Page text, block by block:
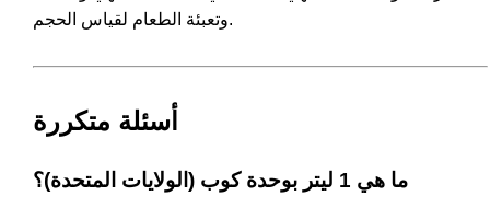
وتعبئة الطعام لقياس الحجم.
أسئلة متكررة
ما هي 1 ليتر بوحدة كوب (الولايات المتحدة)؟